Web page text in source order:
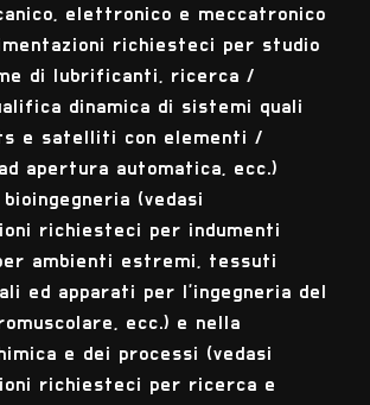
elettronico e meccatronico
richiesteci per studio
di lubrificanti, ricerca /
dinamica di sistemi quali
e satelliti con elementi /
apertura automatica, ecc.)
(vedasi
richiesteci per indumenti
ambienti estremi, tessuti
ed apparati per l'ingegneria del
ecc.) e nella
e dei processi (vedasi
richiesteci per ricerca e